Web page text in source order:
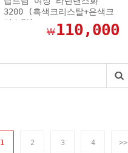
3200 (흑색크리스탈+은색크
리스탈)
￦110,000
1 2 3 4 >>